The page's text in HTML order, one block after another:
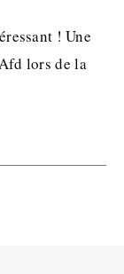
! Une
lors de la